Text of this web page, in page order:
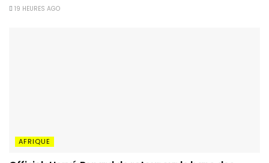
19 HEURES AGO
AFRIQUE